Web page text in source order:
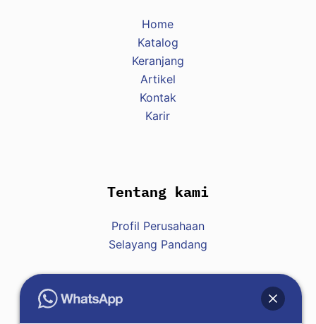
Home
Katalog
Keranjang
Artikel
Kontak
Karir
Tentang kami
Profil Perusahaan
Selayang Pandang
Hubungi Kami